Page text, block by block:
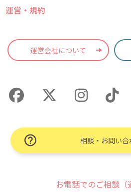
運営・規約
運営会社について
相談・お問い合
お電話でのご相談（